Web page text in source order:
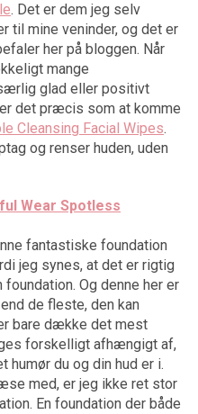
. Det er dem jeg selv
til mine veninder, og det er
her på bloggen. Når
mange
glad eller positivt
det præcis som at komme
Cleansing Facial Wipes.
og renser huden, uden
Wear Spotless
fantastiske foundation
jeg synes, at det er rigtig
Og denne her er
de fleste, den kan
bare dække det mest
forskelligt afhængigt af,
humør du og din hud er i.
med, er jeg ikke ret stor
En foundation der både